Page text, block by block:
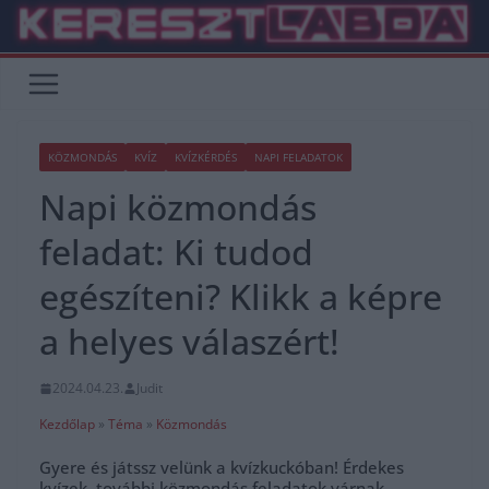
Skip
content
KÖZMONDÁS KVÍZ KVÍZKÉRDÉS NAPI FELADATOK
Napi közmondás
feladat: Ki tudod
egészíteni? Klikk a képre
a helyes válaszért!
2024.04.23.
Judit
Kezdőlap » Téma » Közmondás
Gyere és játssz velünk a kvízkuckóban! Érdekes